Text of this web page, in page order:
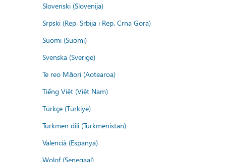
Slovenski (Slovenija)
Srpski (Rep. Srbija i Rep. Crna Gora)
Suomi (Suomi)
Svenska (Sverige)
Te reo Māori (Aotearoa)
Tiếng Việt (Việt Nam)
Türkçe (Türkiye)
Türkmen dili (Türkmenistan)
Valencià (Espanya)
Wolof (Senegaal)